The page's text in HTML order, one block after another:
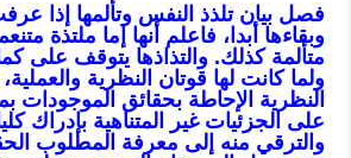
فصل بيان تلذذ النفس وتألمها إذا
وبقاءها أبدا، فاعلم أنها إما ملتذة
متألمة كذلك. والتذاذهايتوقف على
ولما كانت لها قوتان النظرية
النظرية الإحاطة بحقائق الموجودات
على الجزئيات غير المتناهية بإدراك
والترقي منه إلى معرفة المطلوب